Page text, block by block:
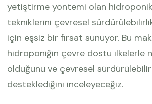
yetiştirme yöntemi olan
tekniklerini çevresel
için eşsiz bir fırsat sunuyor. Bu
hidroponiğin çevre dostu ilkelerle
olduğunu ve çevresel
desteklediğini inceleyeceğiz.